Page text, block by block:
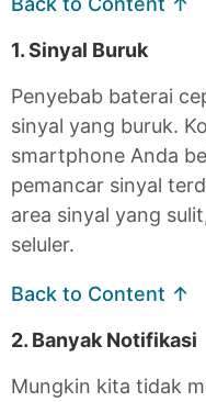
1. Sinyal Buruk
Penyebab baterai
sinyal yang buruk.
smartphone Anda
pemancar sinyal
area sinyal yang
seluler.
Back to Content ↑
2. Banyak Notifikasi
Mungkin kita tidak